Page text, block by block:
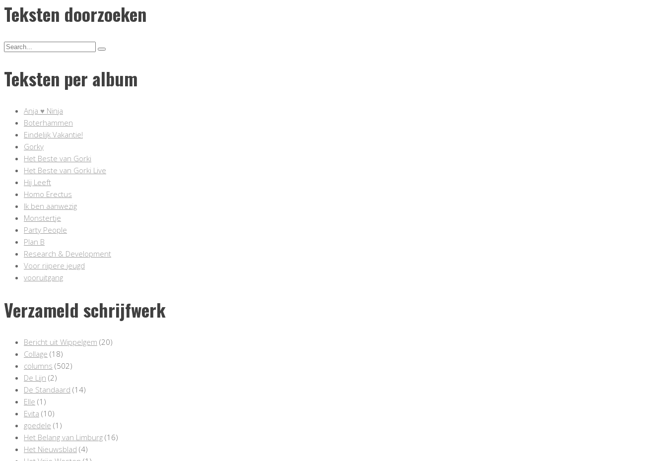
Teksten doorzoeken
Teksten per album
Anja ♥ Ninja
Boterhammen
Eindelijk Vakantie!
Gorky
Het Beste van Gorki
Het Beste van Gorki Live
Hij Leeft
Homo Erectus
Ik ben aanwezig
Monstertje
Party People
Plan B
Research & Development
Voor rijpere jeugd
vooruitgang
Verzameld schrijfwerk
Bericht uit Wippelgem (20)
Collage (18)
columns (502)
De Lijn (2)
De Standaard (14)
Elle (1)
Evita (10)
goedele (1)
Het Belang van Limburg (16)
Het Nieuwsblad (4)